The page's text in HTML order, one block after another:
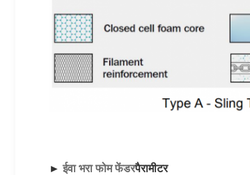
► ईवा भरा फोम फेंडरपैरामीटर